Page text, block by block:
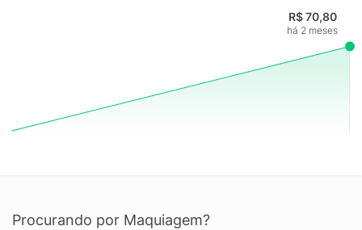
R$ 70,80
há 2 meses
Procurando por Maquiagem?